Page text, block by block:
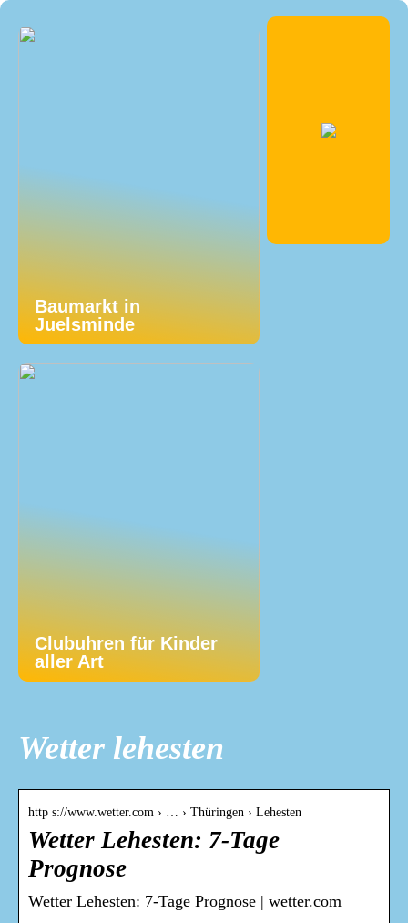
Baumarkt in
Juelsminde
Clubuhren für Kinder
aller Art
Wetter lehesten
http s://www.wetter.com › … › Thüringen › Lehesten
Wetter Lehesten: 7-Tage
Prognose
Wetter Lehesten: 7-Tage Prognose | wetter.com